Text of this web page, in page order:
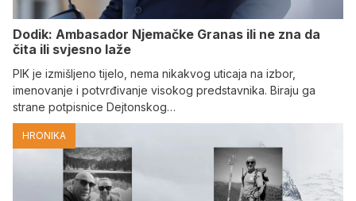
Dodik: Ambasador Njemačke Granas ili ne zna da
čita ili svjesno laže
PIK je izmišljeno tijelo, nema nikakvog uticaja na izbor,
imenovanje i potvrđivanje visokog predstavnika. Biraju ga
strane potpisnice Dejtonskog…
HRONIKA